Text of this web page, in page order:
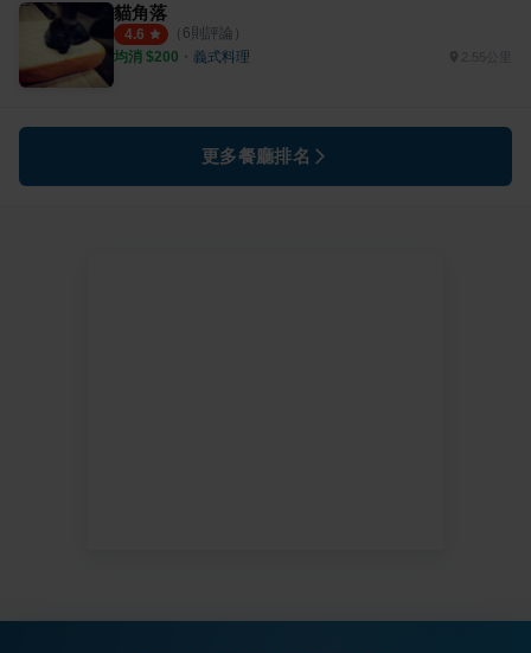
貓角落
4.6 （ 6則評論）
均消 $200 ・ 義式料理 2.55公里
更多餐廳排名